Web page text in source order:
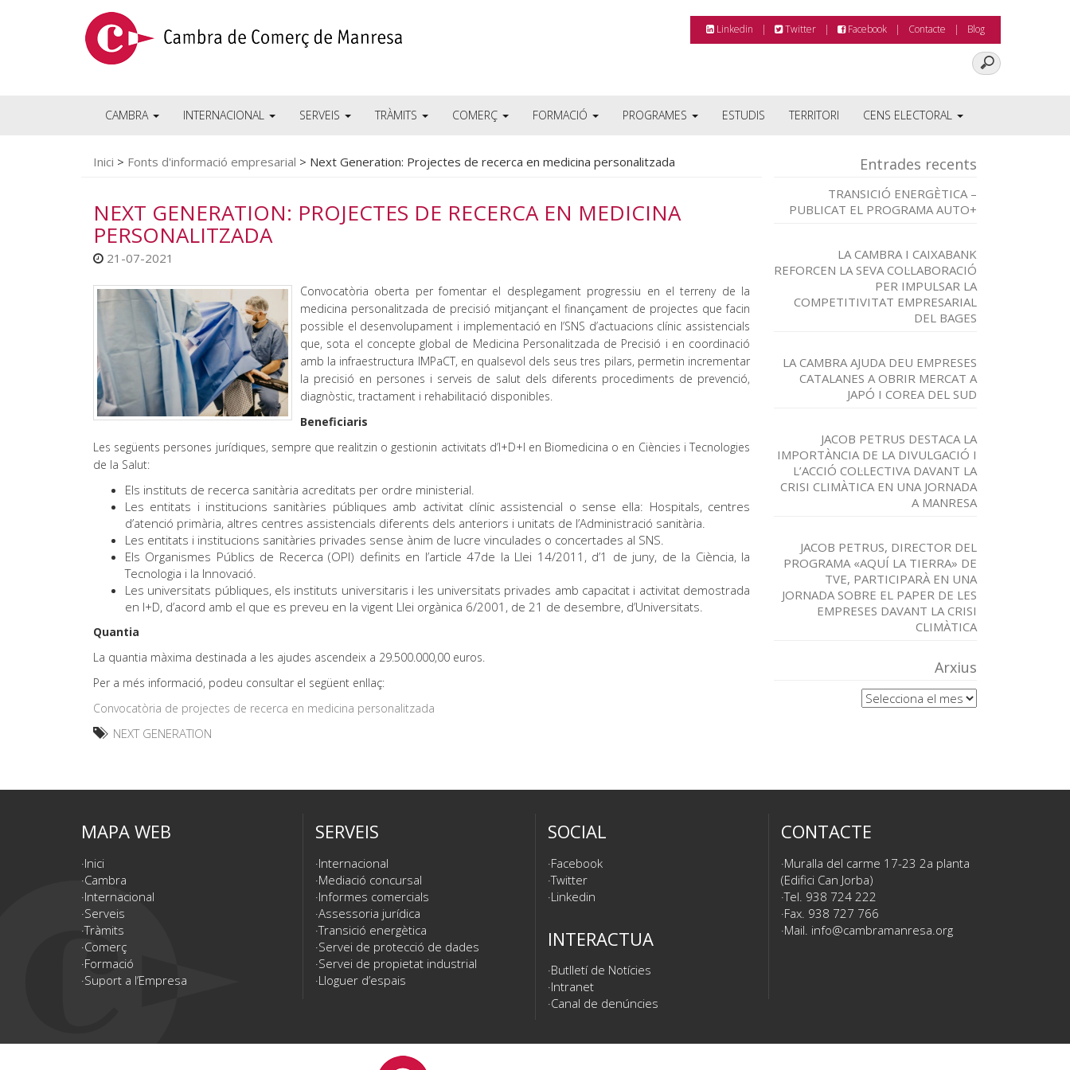
Linkedin Twitter Facebook Contacte Blog
CAMBRA INTERNACIONAL SERVEIS TRÀMITS COMERÇ FORMACIÓ PROGRAMES ESTUDIS TERRITORI CENS ELECTORAL
Inici > Fonts d'informació empresarial > Next Generation: Projectes de recerca en medicina personalitzada
NEXT GENERATION: PROJECTES DE RECERCA EN MEDICINA
PERSONALITZADA
21-07-2021
Convocatòria oberta per fomentar el desplegament progressiu en el terreny de la
medicina personalitzada de precisió mitjançant el finançament de projectes que facin
possible el desenvolupament i implementació en l’SNS d’actuacions clínic assistencials
que, sota el concepte global de Medicina Personalitzada de Precisió i en coordinació
amb la infraestructura IMPaCT, en qualsevol dels seus tres pilars, permetin incrementar
la precisió en persones i serveis de salut dels diferents procediments de prevenció,
diagnòstic, tractament i rehabilitació disponibles.
Beneficiaris
Les següents persones jurídiques, sempre que realitzin o gestionin activitats d’I+D+I en Biomedicina o en Ciències i Tecnologies
de la Salut:
Els instituts de recerca sanitària acreditats per ordre ministerial.
Les entitats i institucions sanitàries públiques amb activitat clínic assistencial o sense ella: Hospitals, centres
d’atenció primària, altres centres assistencials diferents dels anteriors i unitats de l’Administració sanitària.
Les entitats i institucions sanitàries privades sense ànim de lucre vinculades o concertades al SNS.
Els Organismes Públics de Recerca (OPI) definits en l’article 47de la Llei 14/2011, d’1 de juny, de la Ciència, la
Tecnologia i la Innovació.
Les universitats públiques, els instituts universitaris i les universitats privades amb capacitat i activitat demostrada
en I+D, d’acord amb el que es preveu en la vigent Llei orgànica 6/2001, de 21 de desembre, d’Universitats.
Quantia
La quantia màxima destinada a les ajudes ascendeix a 29.500.000,00 euros.
Per a més informació, podeu consultar el següent enllaç:
Convocatòria de projectes de recerca en medicina personalitzada
NEXT GENERATION
Entrades recents
TRANSICIÓ ENERGÈTICA –
PUBLICAT EL PROGRAMA AUTO+
LA CAMBRA I CAIXABANK
REFORCEN LA SEVA COL·LABORACIÓ
PER IMPULSAR LA
COMPETITIVITAT EMPRESARIAL
DEL BAGES
LA CAMBRA AJUDA DEU EMPRESES
CATALANES A OBRIR MERCAT A
JAPÓ I COREA DEL SUD
JACOB PETRUS DESTACA LA
IMPORTÀNCIA DE LA DIVULGACIÓ I
L’ACCIÓ COL·LECTIVA DAVANT LA
CRISI CLIMÀTICA EN UNA JORNADA
A MANRESA
JACOB PETRUS, DIRECTOR DEL
PROGRAMA «AQUÍ LA TIERRA» DE
TVE, PARTICIPARÀ EN UNA
JORNADA SOBRE EL PAPER DE LES
EMPRESES DAVANT LA CRISI
CLIMÀTICA
Arxius
Arxius
MAPA WEB
Inici
Cambra
Internacional
Serveis
Tràmits
Comerç
Formació
Suport a l’Empresa
SERVEIS
Internacional
Mediació concursal
Informes comercials
Assessoria jurídica
Transició energètica
Servei de protecció de dades
Servei de propietat industrial
Lloguer d’espais
SOCIAL
Facebook
Twitter
Linkedin
INTERACTUA
Butlletí de Notícies
Intranet
Canal de denúncies
CONTACTE
Muralla del carme 17-23 2a planta
(Edifici Can Jorba)
Tel. 938 724 222
Fax. 938 727 766
Mail. info@cambramanresa.org